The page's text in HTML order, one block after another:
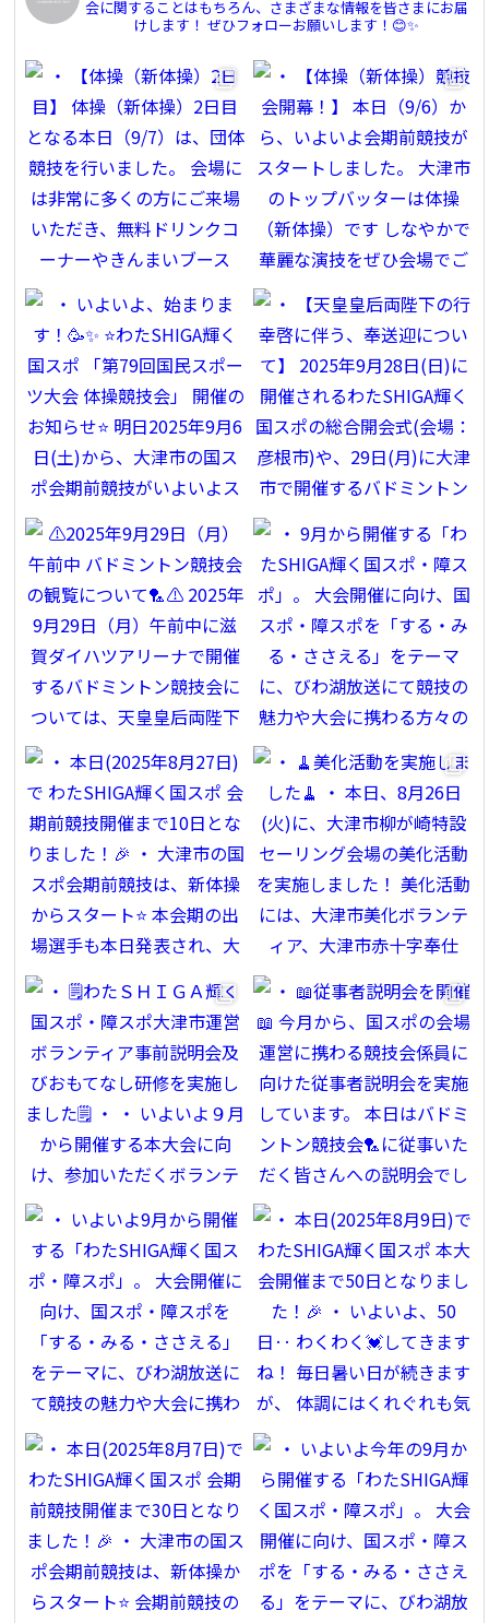
会に関することはもちろん、さまざまな情報を皆さまにお届
けします！ ぜひフォローお願いします！😊✨